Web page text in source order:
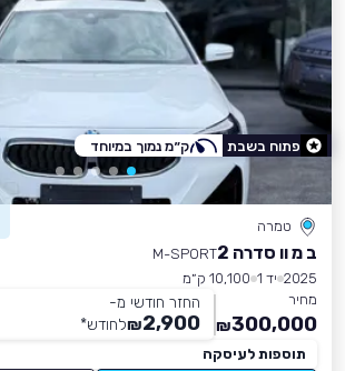
טמרה
ב מ וו סדרה 2
M-SPORT
2025 יד 1
10,100 ק״מ
מחיר
300,000
₪
החזר חודשי מ-
2,900
₪לחודש*
תוספות לעיסקה
פתוח בשבת ק״מ נמוך במיוחד